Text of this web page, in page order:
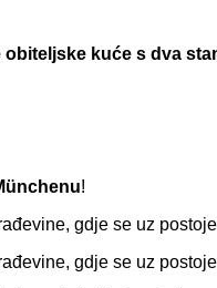
kuće s dva
ünchenu!
gdje se uz
gdje se uz